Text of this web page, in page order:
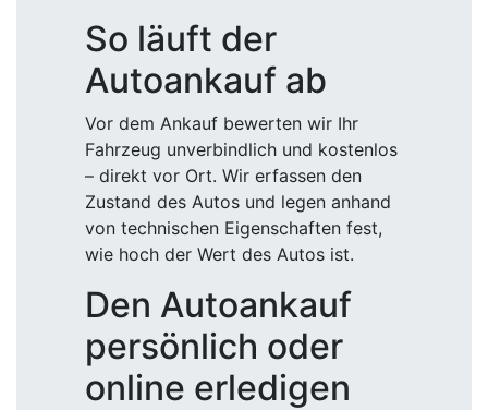
So läuft der
Autoankauf ab
Vor dem Ankauf bewerten wir Ihr
Fahrzeug unverbindlich und kostenlos
– direkt vor Ort. Wir erfassen den
Zustand des Autos und legen anhand
von technischen Eigenschaften fest,
wie hoch der Wert des Autos ist.
Den Autoankauf
persönlich oder
online erledigen